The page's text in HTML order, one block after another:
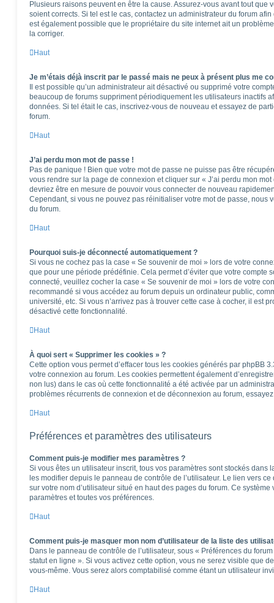
Plusieurs raisons peuvent en être la cause. Assurez-vous avant tout que
soient corrects. Si tel est le cas, contactez un administrateur du forum
est également possible que le propriétaire du site internet ait un
la corriger.
Haut
Je m’étais déjà inscrit par le passé mais ne peux à présent plus me
Il est possible qu’un administrateur ait désactivé ou supprimé votre
beaucoup de forums suppriment périodiquement les utilisateurs inactifs
données. Si tel était le cas, inscrivez-vous de nouveau et essayez de
forum.
Haut
J’ai perdu mon mot de passe !
Pas de panique ! Bien que votre mot de passe ne puisse pas être
vous rendre sur la page de connexion et cliquer sur « J’ai perdu mon
devriez être en mesure de pouvoir vous connecter de nouveau
Cependant, si vous ne pouvez pas réinitialiser votre mot de passe, nous
du forum.
Haut
Pourquoi suis-je déconnecté automatiquement ?
Si vous ne cochez pas la case « Se souvenir de moi » lors de votre
que pour une période prédéfinie. Cela permet d’éviter que votre compte
connecté, veuillez cocher la case « Se souvenir de moi » lors de votre
recommandé si vous accédez au forum depuis un ordinateur public,
université, etc. Si vous n’arrivez pas à trouver cette case à cocher, il est
désactivé cette fonctionnalité.
Haut
À quoi sert « Supprimer les cookies » ?
Cette option vous permet d’effacer tous les cookies générés par phpBB
votre connexion au forum. Les cookies permettent également
non lus) dans le cas où cette fonctionnalité a été activée par un
problèmes récurrents de connexion et de déconnexion au forum,
Haut
Préférences et paramètres des utilisateurs
Comment puis-je modifier mes paramètres ?
Si vous êtes un utilisateur inscrit, tous vos paramètres sont stockés dans
les modifier depuis le panneau de contrôle de l’utilisateur. Le lien vers
sur votre nom d’utilisateur situé en haut des pages du forum. Ce
paramètres et toutes vos préférences.
Haut
Comment puis-je masquer mon nom d’utilisateur de la liste des
Dans le panneau de contrôle de l’utilisateur, sous « Préférences du
statut en ligne ». Si vous activez cette option, vous ne serez visible que
vous-même. Vous serez alors comptabilisé comme étant un utilisateur
Haut